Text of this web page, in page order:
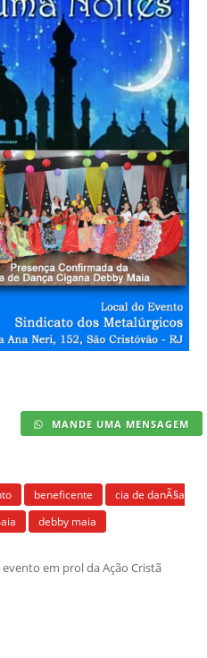
MANDE UMA MENSAGEM
beneficente
cia de danÃ§a
debby maia
em prol da Ação Cristã